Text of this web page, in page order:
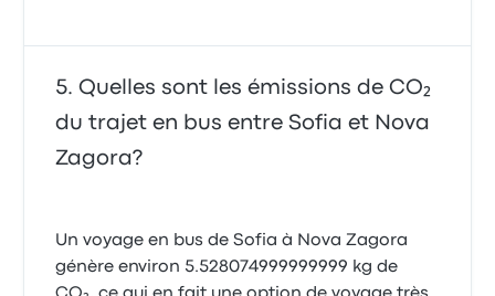
Quelles sont les émissions de CO₂
du trajet en bus entre Sofia et Nova
Zagora?
Un voyage en bus de Sofia à Nova Zagora
génère environ 5.528074999999999 kg de